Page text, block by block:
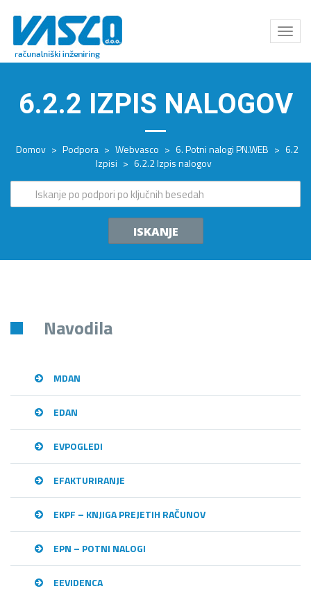
Odpri
meni
6.2.2 IZPIS NALOGOV
Domov > Podpora > Webvasco > 6. Potni nalogi PN.WEB > 6.2
Izpisi > 6.2.2 Izpis nalogov
ISKANJE
Navodila
MDAN
EDAN
EVPOGLEDI
EFAKTURIRANJE
EKPF – KNJIGA PREJETIH RAČUNOV
EPN – POTNI NALOGI
EEVIDENCA